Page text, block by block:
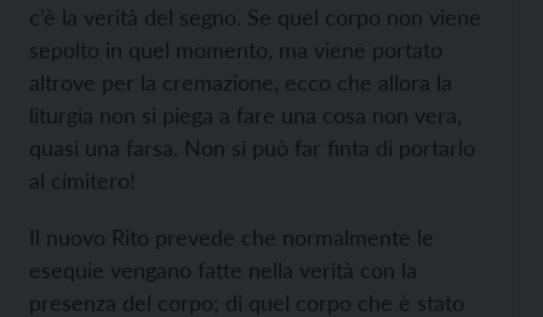
c’è la verità del segno. Se quel corpo non viene
sepolto in quel momento, ma viene portato
altrove per la cremazione, ecco che allora la
liturgia non si piega a fare una cosa non vera,
quasi una farsa. Non si può far finta di portarlo
al cimitero!
Il nuovo Rito prevede che normalmente le
esequie vengano fatte nella verità con la
presenza del corpo; di quel corpo che è stato